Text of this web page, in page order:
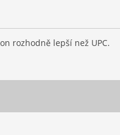
rozhodně lepší než UPC.